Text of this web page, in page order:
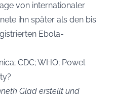
von internationaler
ihn später als den bis
Ebola-
CDC; WHO; Powel
Glad erstellt und